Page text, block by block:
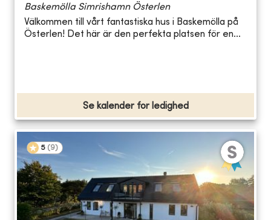
Baskemölla Simrishamn Österlen
Välkommen till vårt fantastiska hus i Baskemölla på
Österlen! Det här är den perfekta platsen för en...
Se kalender for ledighed
5 (9)